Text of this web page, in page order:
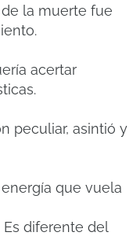
la muerte fue
acertar
peculiar, asintió y
que vuela
diferente del